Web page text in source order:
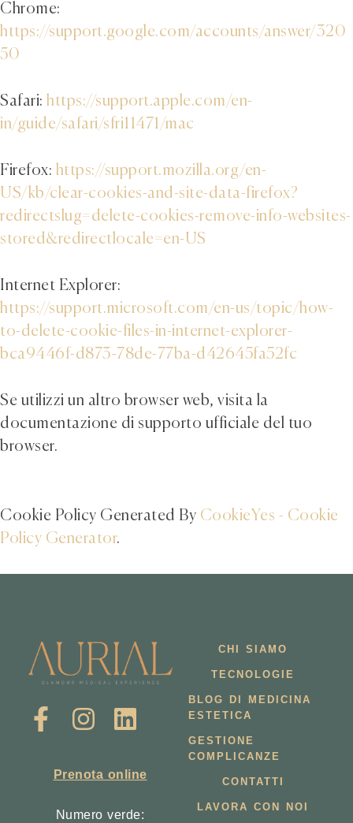
Chrome:
https://support.google.com/accounts/answer/320
50
Safari: https://support.apple.com/en-
in/guide/safari/sfri11471/mac
Firefox: https://support.mozilla.org/en-
US/kb/clear-cookies-and-site-data-firefox?
redirectslug=delete-cookies-remove-info-websites-
stored&redirectlocale=en-US
Internet Explorer:
https://support.microsoft.com/en-us/topic/how-
to-delete-cookie-files-in-internet-explorer-
bca9446f-d873-78de-77ba-d42645fa52fc
Se utilizzi un altro browser web, visita la
documentazione di supporto ufficiale del tuo
browser.
Cookie Policy Generated By CookieYes - Cookie
Policy Generator.
Prenota online
Numero verde:
CHI SIAMO
TECNOLOGIE
BLOG DI MEDICINA
ESTETICA
GESTIONE
COMPLICANZE
CONTATTI
LAVORA CON NOI